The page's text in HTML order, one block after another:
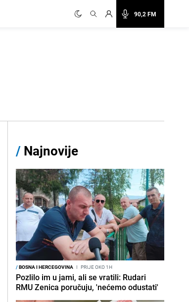
90,2 FM
/ Najnovije
/BOSNA I HERCEGOVINA I PRIJE OKO 1H
Pozlilo im u jami, ali se vratili: Rudari
RMU Zenica poručuju, 'nećemo odustati'